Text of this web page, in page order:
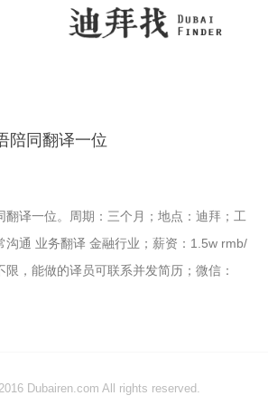
陪同翻译一位
翻译一位。周期：三个月；地点：迪拜；工
沟通 业务翻译 金融行业；薪资：1.5w rmb/
限，能做的译员可联系并发简历；微信：
Dubairen.com All rights reserved.